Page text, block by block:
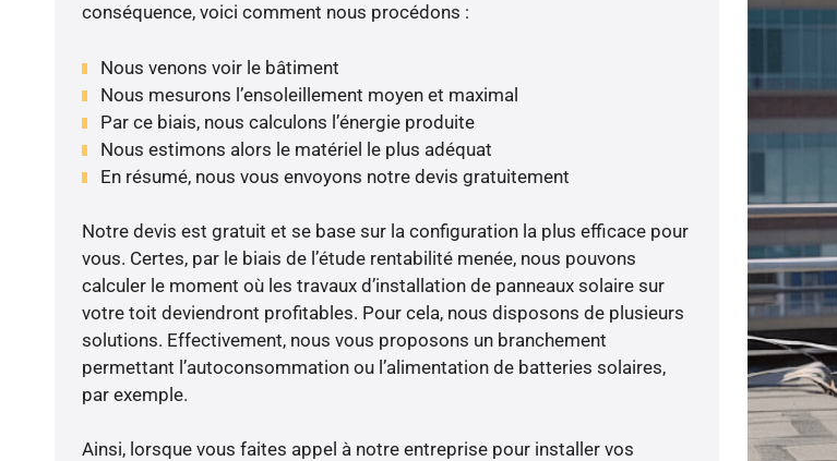
conséquence, voici comment nous procédons :
Nous venons voir le bâtiment
Nous mesurons l’ensoleillement moyen et maximal
Par ce biais, nous calculons l’énergie produite
Nous estimons alors le matériel le plus adéquat
En résumé, nous vous envoyons notre devis gratuitement
Notre devis est gratuit et se base sur la configuration la plus efficace pour
vous. Certes, par le biais de l’étude rentabilité menée, nous pouvons
calculer le moment où les travaux d’installation de panneaux solaire sur
votre toit deviendront profitables. Pour cela, nous disposons de plusieurs
solutions. Effectivement, nous vous proposons un branchement
permettant l’autoconsommation ou l’alimentation de batteries solaires,
par exemple.
Ainsi, lorsque vous faites appel à notre entreprise pour installer vos